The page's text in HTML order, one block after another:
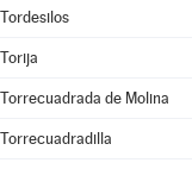
Tordesilos
Torija
Torrecuadrada de Molina
Torrecuadradilla